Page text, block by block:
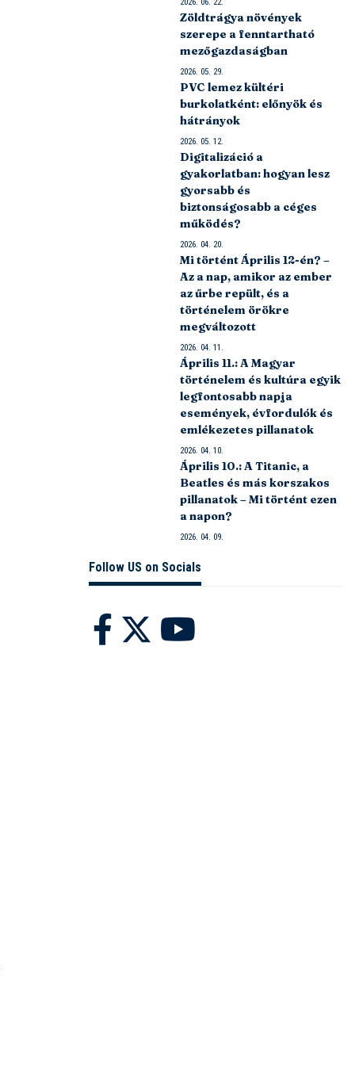
2026. 06. 22.
Zöldtrágya növények
szerepe a fenntartható
mezőgazdaságban
2026. 05. 29.
PVC lemez kültéri
burkolatként: előnyök és
hátrányok
2026. 05. 12.
Digitalizáció a
gyakorlatban: hogyan lesz
gyorsabb és
biztonságosabb a céges
működés?
2026. 04. 20.
Mi történt Április 12-én? –
Az a nap, amikor az ember
az űrbe repült, és a
történelem örökre
megváltozott
2026. 04. 11.
Április 11.: A Magyar
történelem és kultúra egyik
legfontosabb napja
események, évfordulók és
emlékezetes pillanatok
2026. 04. 10.
Április 10.: A Titanic, a
Beatles és más korszakos
pillanatok – Mi történt ezen
a napon?
2026. 04. 09.
Follow US on Socials